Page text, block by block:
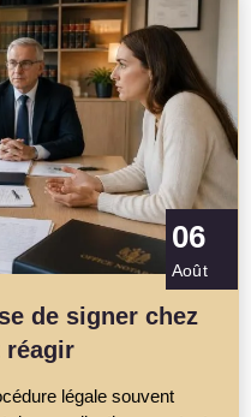
06
Août
de signer chez
réagir
légale souvent